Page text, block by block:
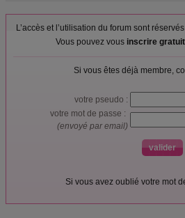
L’accès et l’utilisation du forum sont
Vous pouvez vous inscrire
Si vous êtes déjà membre,
votre pseudo :
votre mot de passe :
(envoyé par email)
Si vous avez oublié votre mot